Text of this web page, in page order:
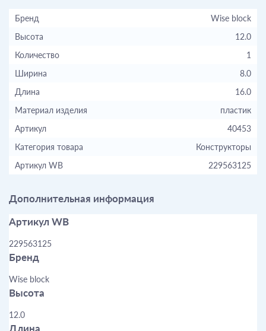
Бренд
Wise block
Высота
12.0
Количество
1
Ширина
8.0
Длина
16.0
Материал изделия
пластик
Артикул
40453
Категория товара
Конструкторы
Артикул WB
229563125
Дополнительная информация
Артикул WB
229563125
Бренд
Wise block
Высота
12.0
Длина